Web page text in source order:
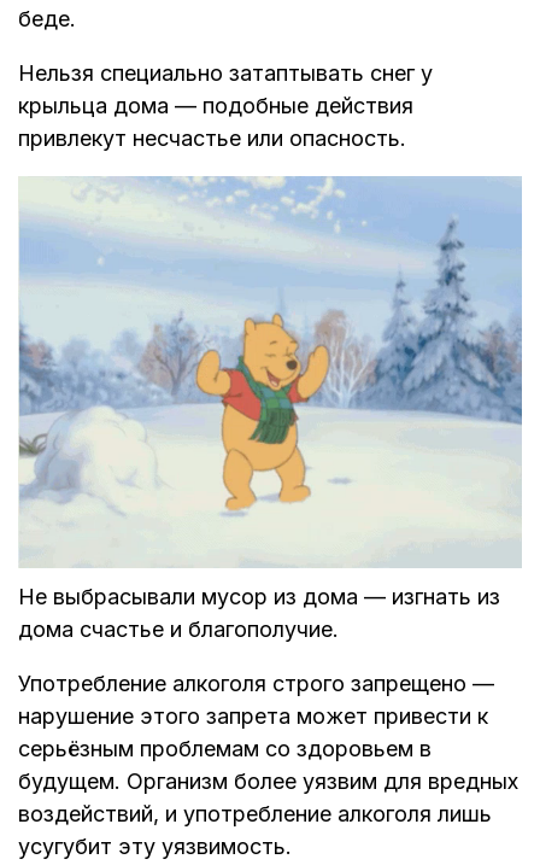
беде.
Нельзя специально затаптывать снег у
крыльца дома — подобные действия
привлекут несчастье или опасность.
Не выбрасывали мусор из дома — изгнать из
дома счастье и благополучие.
Употребление алкоголя строго запрещено —
нарушение этого запрета может привести к
серьёзным проблемам со здоровьем в
будущем. Организм более уязвим для вредных
воздействий, и употребление алкоголя лишь
усугубит эту уязвимость.